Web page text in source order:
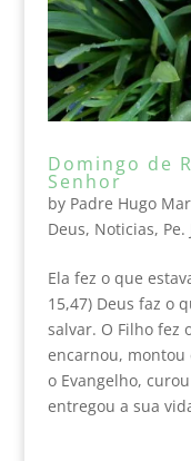
Domingo de
Senhor
by Padre Hugo
Deus, Noticias,
Ela fez o que
15,47) Deus faz o
salvar. O Filho fez
encarnou, montou
o Evangelho,
entregou a sua